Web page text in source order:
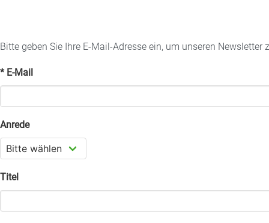
Bitte geben Sie Ihre E-Mail-Adresse ein, um unseren Newsletter
* E-Mail
Anrede
Titel